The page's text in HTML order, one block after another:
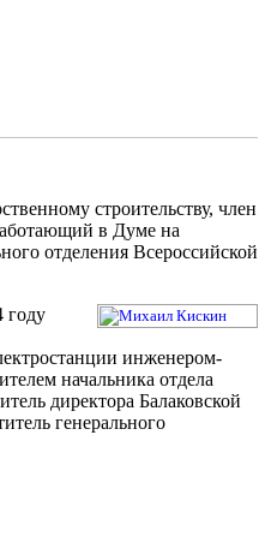
строительству, член
в Думе на
отделения Всероссийской
году
инженером-
начальника отдела
директора Балаковской
генерального